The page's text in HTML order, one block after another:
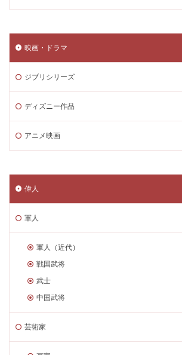
映画・ドラマ
ジブリシリーズ
ディズニー作品
アニメ映画
偉人
軍人
軍人（近代）
戦国武将
武士
中国武将
芸術家